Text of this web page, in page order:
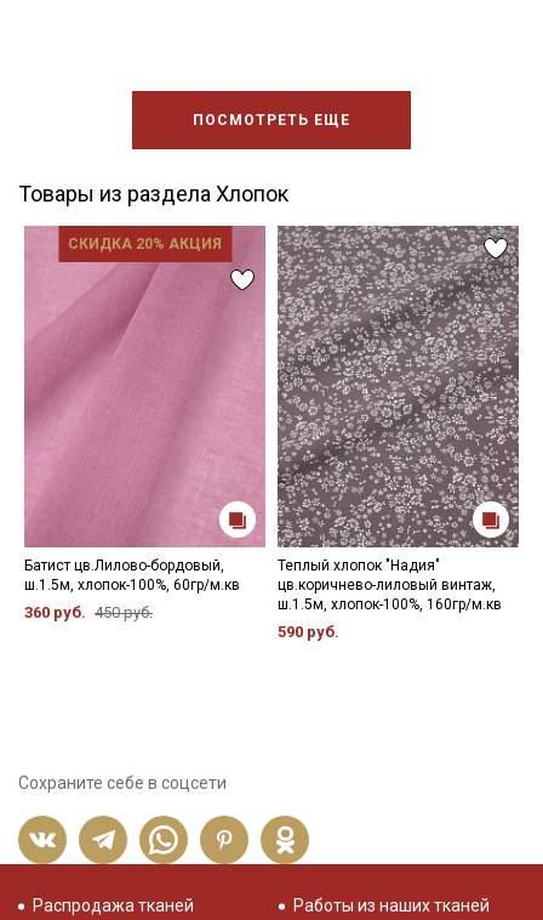
ПОСМОТРЕТЬ ЕЩЕ
Товары из раздела Хлопок
СКИДКА 20% АКЦИЯ
Батист цв.Лилово-бордовый,
ш.1.5м, хлопок-100%, 60гр/м.кв
360 руб. 450 руб.
Теплый хлопок "Надия"
цв.коричнево-лиловый винтаж,
ш.1.5м, хлопок-100%, 160гр/м.кв
590 руб.
Сохраните себе в соцсети
Распродажа тканей
Работы из наших тканей